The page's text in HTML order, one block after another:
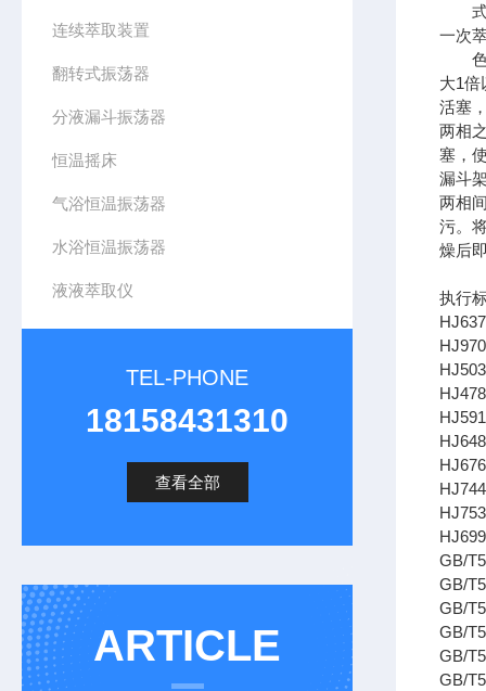
连续萃取装置
翻转式振荡器
分液漏斗振荡器
恒温摇床
气浴恒温振荡器
水浴恒温振荡器
液液萃取仪
TEL-PHONE
18158431310
查看全部
ARTICLE
式中
一次
色谱
大1倍
活塞
两相
塞，
漏斗
两相
污。
燥后
执行
GB/
GB/
GB/
GB/
GB/
GB/